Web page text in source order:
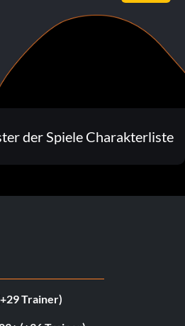
der Spiele Charakterliste
Trainer)